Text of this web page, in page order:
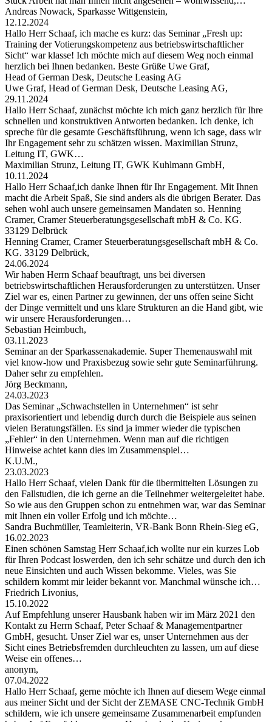
Andreas Nowack, Sparkasse Wittgenstein,
12.12.2024
Hallo Herr Schaaf, ich mache es kurz: das Seminar „Fresh up:
Training der Votierungskompetenz aus betriebswirtschaftlicher
Sicht“ war klasse! Ich möchte mich auf diesem Weg noch einmal
herzlich bei Ihnen bedanken. Beste Grüße Uwe Graf,
Head of German Desk, Deutsche Leasing AG
Uwe Graf, Head of German Desk, Deutsche Leasing AG,
29.11.2024
Hallo Herr Schaaf, zunächst möchte ich mich ganz herzlich für Ihre
schnellen und konstruktiven Antworten bedanken. Ich denke, ich
spreche für die gesamte Geschäftsführung, wenn ich sage, dass wir
Ihr Engagement sehr zu schätzen wissen. Maximilian Strunz,
Leitung IT, GWK…
Maximilian Strunz, Leitung IT, GWK Kuhlmann GmbH,
10.11.2024
Hallo Herr Schaaf,ich danke Ihnen für Ihr Engagement. Mit Ihnen
macht die Arbeit Spaß, Sie sind anders als die übrigen Berater. Das
sehen wohl auch unsere gemeinsamen Mandaten so. Henning
Cramer, Cramer Steuerberatungsgesellschaft mbH & Co. KG.
33129 Delbrück
Henning Cramer, Cramer Steuerberatungsgesellschaft mbH & Co.
KG. 33129 Delbrück,
24.06.2024
Wir haben Herrn Schaaf beauftragt, uns bei diversen
betriebswirtschaftlichen Herausforderungen zu unterstützen. Unser
Ziel war es, einen Partner zu gewinnen, der uns offen seine Sicht
der Dinge vermittelt und uns klare Strukturen an die Hand gibt, wie
wir unsere Herausforderungen…
Sebastian Heimbuch,
03.11.2023
Seminar an der Sparkassenakademie. Super Themenauswahl mit
viel know-how und Praxisbezug sowie sehr gute Seminarführung.
Daher sehr zu empfehlen.
Jörg Beckmann,
24.03.2023
Das Seminar „Schwachstellen in Unternehmen“ ist sehr
praxisorientiert und lebendig durch durch die Beispiele aus seinen
vielen Beratungsfällen. Es sind ja immer wieder die typischen
„Fehler“ in den Unternehmen. Wenn man auf die richtigen
Hinweise achtet kann dies im Zusammenspiel…
K.U.M.,
23.03.2023
Hallo Herr Schaaf, vielen Dank für die übermittelten Lösungen zu
den Fallstudien, die ich gerne an die Teilnehmer weitergeleitet habe.
So wie aus den Gruppen schon zu entnehmen war, war das Seminar
mit Ihnen ein voller Erfolg und ich möchte…
Sandra Buchmüller, Teamleiterin, VR-Bank Bonn Rhein-Sieg eG,
16.02.2023
Einen schönen Samstag Herr Schaaf,ich wollte nur ein kurzes Lob
für Ihren Podcast loswerden, den ich sehr schätze und durch den ich
neue Einsichten und auch Wissen bekomme. Vieles, was Sie
schildern kommt mir leider bekannt vor. Manchmal wünsche ich…
Friedrich Livonius,
15.10.2022
Auf Empfehlung unserer Hausbank haben wir im März 2021 den
Kontakt zu Herrn Schaaf, Peter Schaaf & Managementpartner
GmbH, gesucht. Unser Ziel war es, unser Unternehmen aus der
Sicht eines Betriebsfremden durchleuchten zu lassen, um auf diese
Weise ein offenes…
anonym,
07.04.2022
Hallo Herr Schaaf, gerne möchte ich Ihnen auf diesem Wege einmal
aus meiner Sicht und der Sicht der ZEMASE CNC-Technik GmbH
schildern, wie ich unsere gemeinsame Zusammenarbeit empfunden